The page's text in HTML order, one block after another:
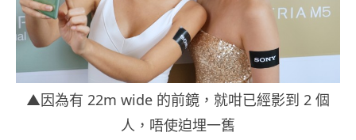
▲因為有 22m wide 的前鏡，就咁已經影到 2 個
人，唔使迫埋一舊